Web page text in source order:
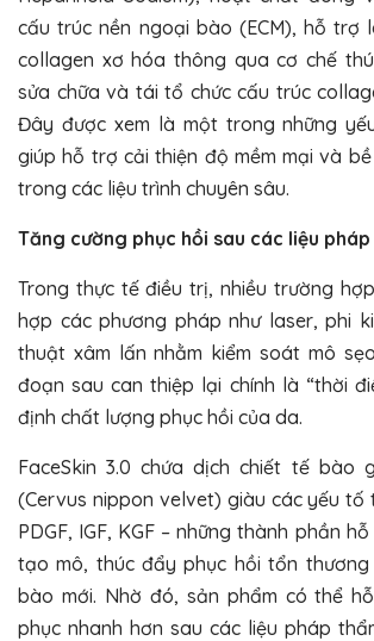
cấu trúc nền ngoại bào (ECM), hỗ trợ
collagen xơ hóa thông qua cơ chế
sửa chữa và tái tổ chức cấu trúc
Đây được xem là một trong những
giúp hỗ trợ cải thiện độ mềm mại và
trong các liệu trình chuyên sâu.
Tăng cường phục hồi sau các liệu
Trong thực tế điều trị, nhiều trường
hợp các phương pháp như laser, phi
thuật xâm lấn nhằm kiểm soát mô
đoạn sau can thiệp lại chính là “thời
định chất lượng phục hồi của da.
FaceSkin 3.0 chứadịch chiết tế bào
(Cervus nippon velvet) giàu các yếu tố
PDGF, IGF, KGF – những thành phần
tạo mô, thúc đẩy phục hồi tổn
bào mới. Nhờ đó, sản phẩm có thể
phục nhanh hơn sau các liệu pháp